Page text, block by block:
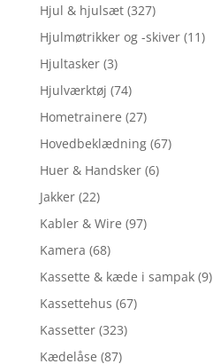
Hjul & hjulsæt (327)
Hjulmøtrikker og -skiver (11)
Hjultasker (3)
Hjulværktøj (74)
Hometrainere (27)
Hovedbeklædning (67)
Huer & Handsker (6)
Jakker (22)
Kabler & Wire (97)
Kamera (68)
Kassette & kæde i sampak (9)
Kassettehus (67)
Kassetter (323)
Kædelåse (87)